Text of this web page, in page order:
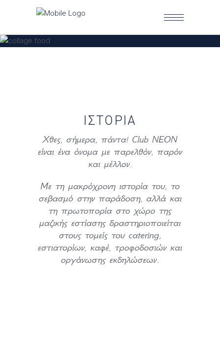
ΙΣΤΟΡΊΑ
Χθες, σήμερα, πάντα! Club NEON
είναι ένα όνομα με παρελθόν, παρόν
και μέλλον.
Με τη μακρόχρονη ιστορία του, το
σεβασμό στην παράδοση, αλλά και
τη πρωτοπορία στο χώρο της
μαζικής εστίασης δραστηριοποιείται
στους τομείς του catering,
εστιατορίων, καφέ, τροφοδοσιών και
οργάνωσης εκδηλώσεων.